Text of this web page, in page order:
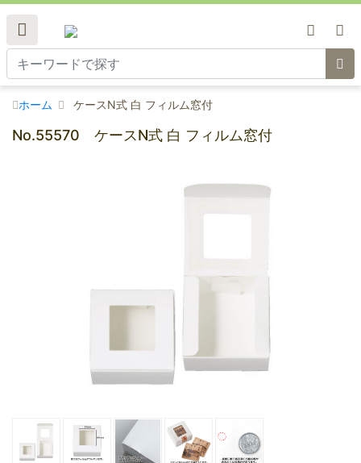
ホーム ケースN式 白 フィルム窓付
No.55570 ケースN式 白 フィルム窓付